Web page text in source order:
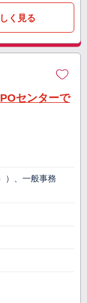
く見る
センターで
）、一般事務